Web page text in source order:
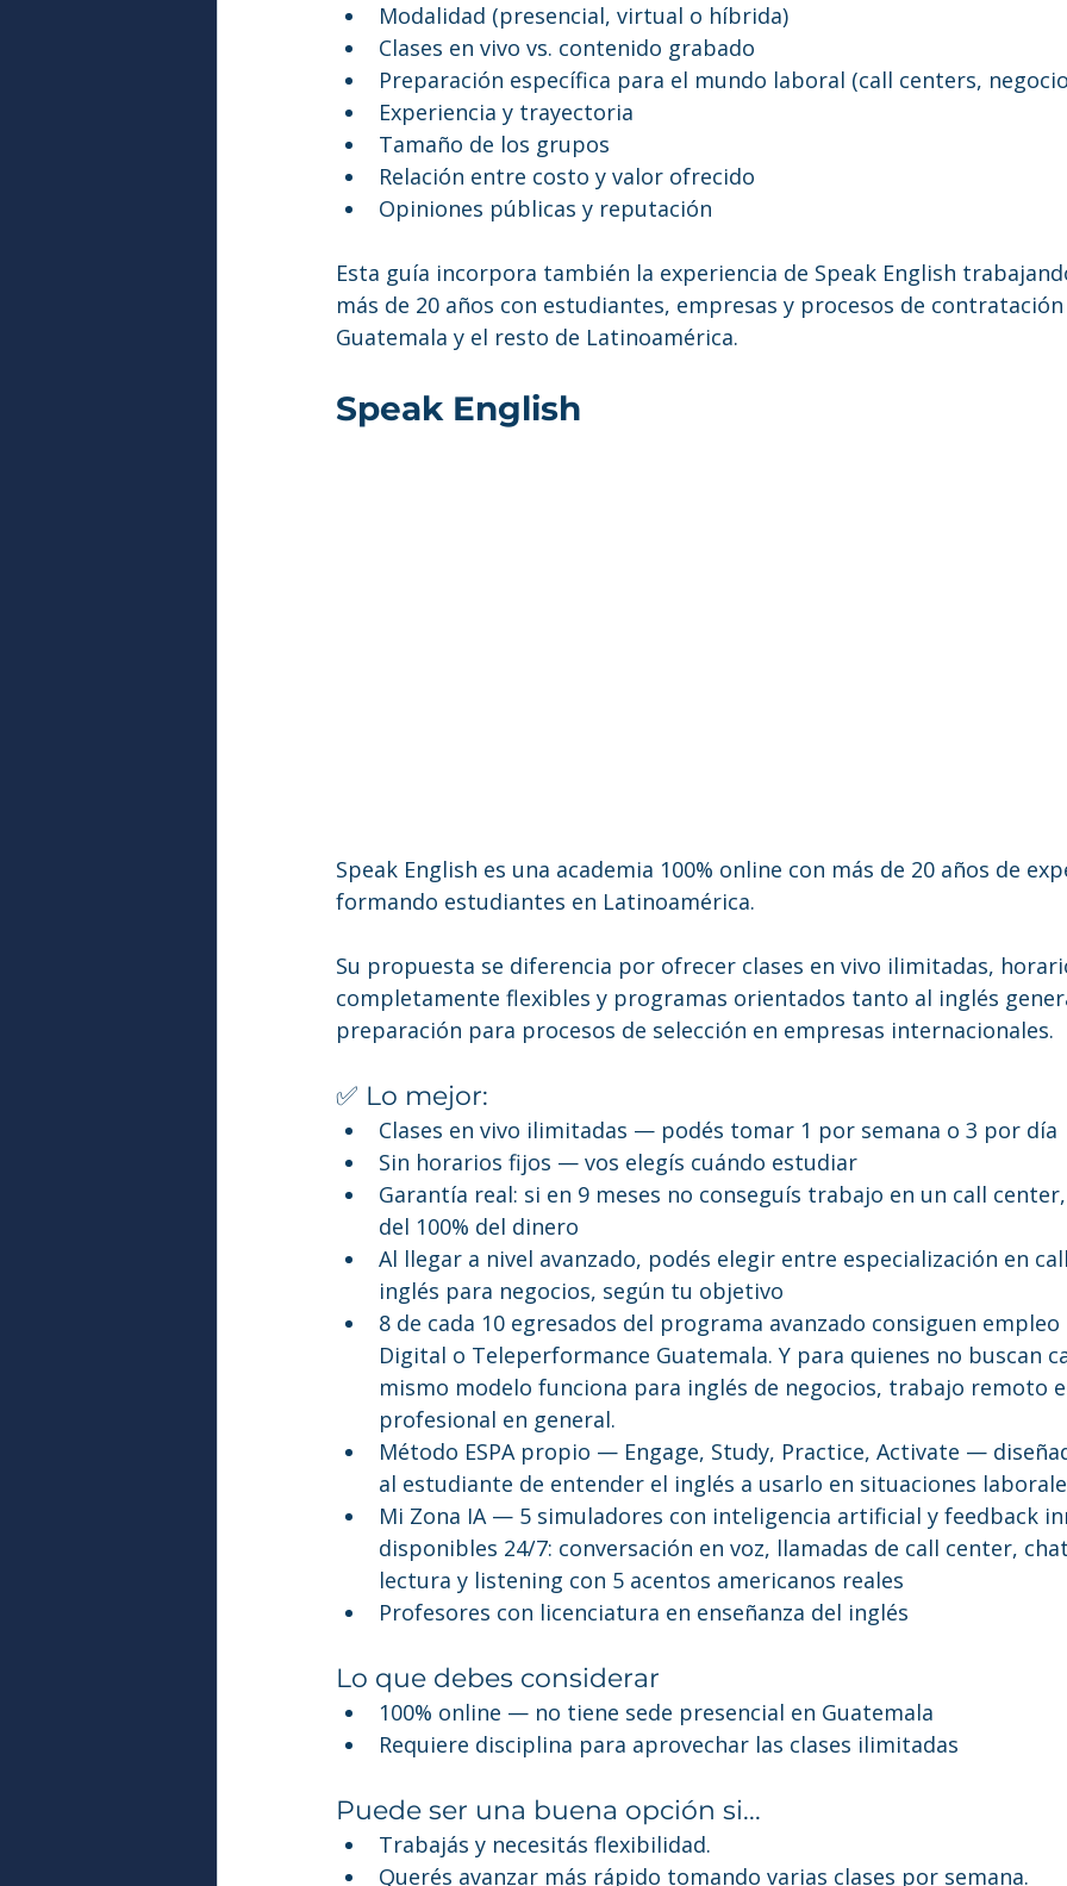
Modalidad (presencial, virtual o híbrida)
Clases en vivo vs. contenido grabado
Preparación específica para el mundo laboral (call centers,
Experiencia y trayectoria
Tamaño de los grupos
Relación entre costo y valor ofrecido
Opiniones públicas y reputación
Esta guía incorpora también la experiencia de Speak English
más de 20 años con estudiantes, empresas y procesos de
Guatemala y el resto de Latinoamérica.
Speak English
Speak English es una academia 100% online con más de 20 años de
formando estudiantes en Latinoamérica.
Su propuesta se diferencia por ofrecer clases en vivo ilimitadas,
completamente flexibles y programas orientados tanto al inglés
preparación para procesos de selección en empresas internacionales.
✅ Lo mejor:
Clases en vivo ilimitadas — podés tomar 1 por semana o 3 por día
Sin horarios fijos — vos elegís cuándo estudiar
Garantía real: si en 9 meses no conseguís trabajo en un call
del 100% del dinero
Al llegar a nivel avanzado, podés elegir entre especialización en
inglés para negocios, según tu objetivo
8 de cada 10 egresados del programa avanzado consiguen empleo
Digital o Teleperformance Guatemala. Y para quienes no buscan
mismo modelo funciona para inglés de negocios, trabajo remoto
profesional en general.
Método ESPA propio — Engage, Study, Practice, Activate —
al estudiante de entender el inglés a usarlo en situaciones
Mi Zona IA — 5 simuladores con inteligencia artificial y feedback
disponibles 24/7: conversación en voz, llamadas de call center,
lectura y listening con 5 acentos americanos reales
Profesores con licenciatura en enseñanza del inglés
Lo que debes considerar
100% online — no tiene sede presencial en Guatemala
Requiere disciplina para aprovechar las clases ilimitadas
Puede ser una buena opción si...
Trabajás y necesitás flexibilidad.
Querés avanzar más rápido tomando varias clases por semana.